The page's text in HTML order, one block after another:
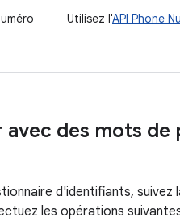
Utilisez l'API Phone
des mots de
d'identifiants,
les opérations